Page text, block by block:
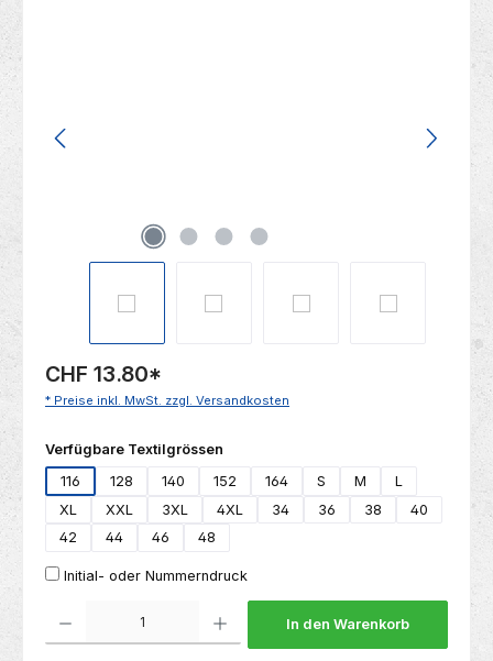
CHF 13.80*
* Preise inkl. MwSt. zzgl. Versandkosten
Verfügbare Textilgrössen
116
128 140 152 164 S M
L
XL
XXL 3XL 4XL 34 36 38
40
42
44 46 48
Initial- oder Nummerndruck
Produkt Anzahl: Gib den gewünschten Wert ein oder benutze die Schaltflächen um
In den Warenkorb